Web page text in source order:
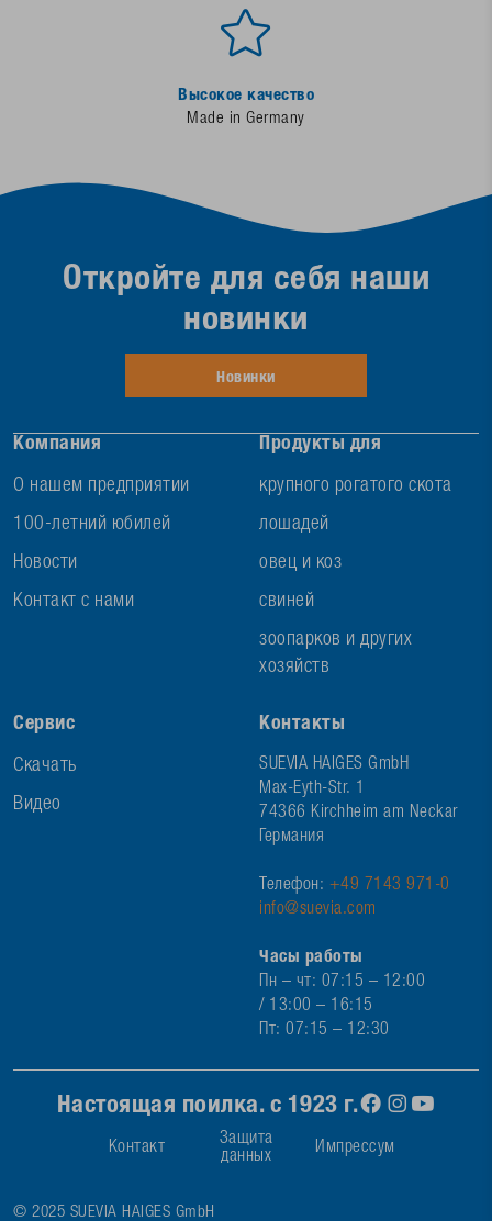
Высокое качество
Made in Germany
Компания
О нашем предприятии
100-летний юбилей
Новости
Контакт с нами
Продукты для
крупного рогатого скота
лошадей
овец и коз
свиней
зоопарков и других
хозяйств
Сервис
Скачать
Видео
Контакты
SUEVIA HAIGES GmbH
Max-Eyth-Str. 1
74366 Kirchheim am Neckar
Германия
Телефон: +49 7143 971-0
info@suevia.com
Часы работы
Пн – чт: 07:15 – 12:00
/ 13:00 – 16:15
Пт: 07:15 – 12:30
Откройте для себя наши
новинки
Новинки
Настоящая поилка. с 1923 г.
Контакт
Защита
данных
Импрессум
© 2025 SUEVIA HAIGES GmbH